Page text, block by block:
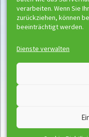
verarbeiten. Wenn Sie
zurückziehen, können
beeinträchtigt werden.
Dienste verwalten